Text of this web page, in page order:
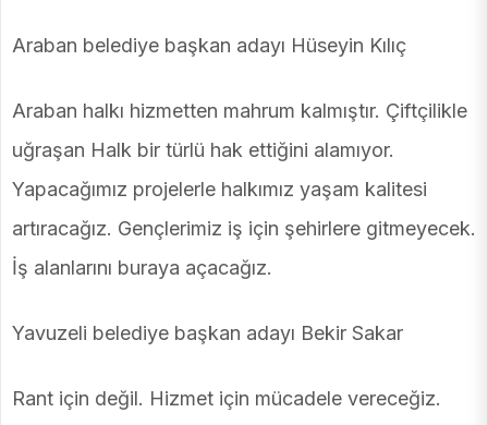
Araban belediye başkan adayı Hüseyin Kılıç
Araban halkı hizmetten mahrum kalmıştır. Çiftçilikle
uğraşan Halk bir türlü hak ettiğini alamıyor.
Yapacağımız projelerle halkımız yaşam kalitesi
artıracağız. Gençlerimiz iş için şehirlere gitmeyecek.
İş alanlarını buraya açacağız.
Yavuzeli belediye başkan adayı Bekir Sakar
Rant için değil. Hizmet için mücadele vereceğiz.